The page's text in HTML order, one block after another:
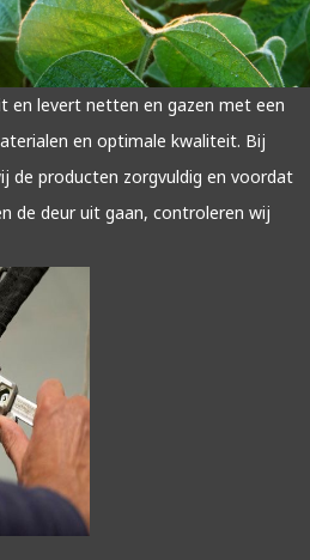
en levert netten en gazen met een
en optimale kwaliteit. Bij
de producten zorgvuldig en voordat
de deur uit gaan, controleren wij